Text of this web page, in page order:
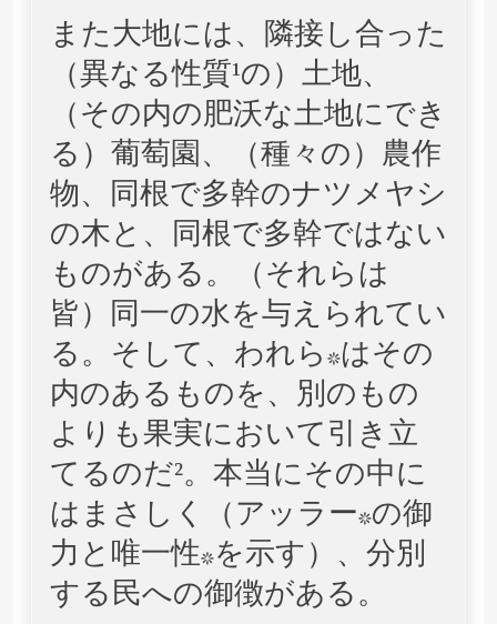
また大地には、隣接し合った
（異なる性質¹の）土地、
（その内の肥沃な土地にでき
る）葡萄園、（種々の）農作
物、同根で多幹のナツメヤシ
の木と、同根で多幹ではない
ものがある。（それらは
皆）同一の水を与えられてい
る。そして、われら*はその
内のあるものを、別のもの
よりも果実において引き立
てるのだ²。本当にその中に
はまさしく（アッラー*の御
力と唯一性*を示す）、分別
する民への御徴がある。